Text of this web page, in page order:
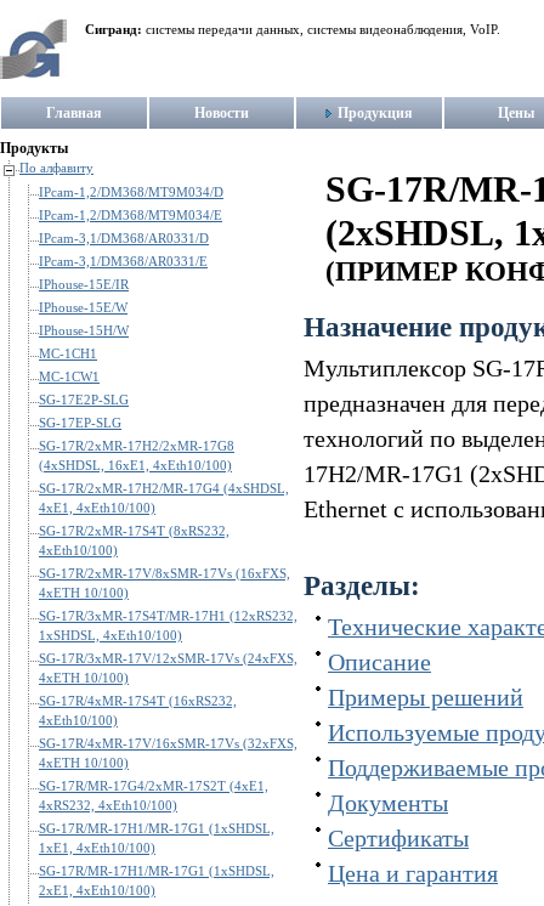
Сигранд: системы передачи данных, системы видеонаблюдения, VoIP.
Главная Новости Продукция Цены
Продукты
По алфавиту
IPcam-1,2/DM368/MT9M034/D
IPcam-1,2/DM368/MT9M034/E
IPcam-3,1/DM368/AR0331/D
IPcam-3,1/DM368/AR0331/E
IPhouse-15E/IR
IPhouse-15E/W
IPhouse-15H/W
MC-1CH1
MC-1CW1
SG-17E2P-SLG
SG-17EP-SLG
SG-17R/2xMR-17H2/2xMR-17G8
(4xSHDSL, 16xE1, 4xEth10/100)
SG-17R/2xMR-17H2/MR-17G4 (4xSHDSL,
4xE1, 4xEth10/100)
SG-17R/2xMR-17S4T (8xRS232,
4xEth10/100)
SG-17R/2xMR-17V/8xSMR-17Vs (16xFXS,
4xETH 10/100)
SG-17R/3xMR-17S4T/MR-17H1 (12xRS232,
1xSHDSL, 4xEth10/100)
SG-17R/3xMR-17V/12xSMR-17Vs (24xFXS,
4xETH 10/100)
SG-17R/4xMR-17S4T (16xRS232,
4xEth10/100)
SG-17R/4xMR-17V/16xSMR-17Vs (32xFXS,
4xETH 10/100)
SG-17R/MR-17G4/2xMR-17S2T (4xE1,
4xRS232, 4xEth10/100)
SG-17R/MR-17H1/MR-17G1 (1xSHDSL,
1xE1, 4xEth10/100)
SG-17R/MR-17H1/MR-17G1 (1xSHDSL,
2xE1, 4xEth10/100)
SG-17R/MR-
(2xSHDSL,
(ПРИМЕР
Назначение
Мультиплексор SG-
предназначен для
технологий по
17H2/MR-17G1
Ethernet с
Разделы:
Технические
Описание
Примеры решений
Используемые
Поддерживаемые
Документы
Сертификаты
Цена и гарантия